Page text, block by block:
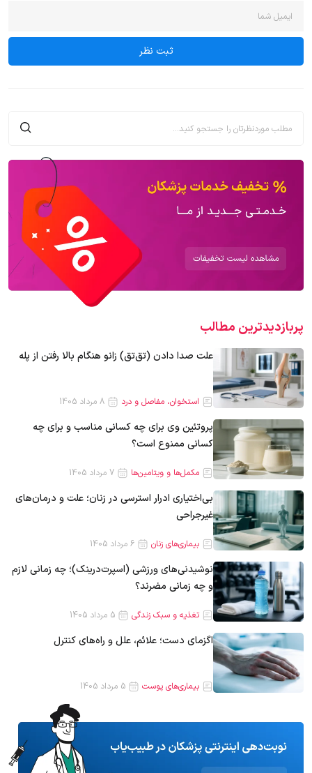
پربازدیدترین‌ مطالب
علت صدا دادن (تق‌تق) زانو هنگام بالا رفتن از پله
استخوان، مفاصل و درد
پروتئین وی برای چه کسانی مناسب و برای چه
کسانی ممنوع است؟
مکمل‌ها و ویتامین‌ها
بی‌اختیاری ادرار استرسی در زنان؛ علت و درمان‌های
غیرجراحی
بیماری‌های زنان
نوشیدنی‌های ورزشی (اسپرت‌درینک)؛ چه زمانی لازم
و چه زمانی مضرند؟
تغذیه و سبک زندگی
اگزمای دست؛ علائم، علل و راه‌های کنترل
بیماری‌های پوست